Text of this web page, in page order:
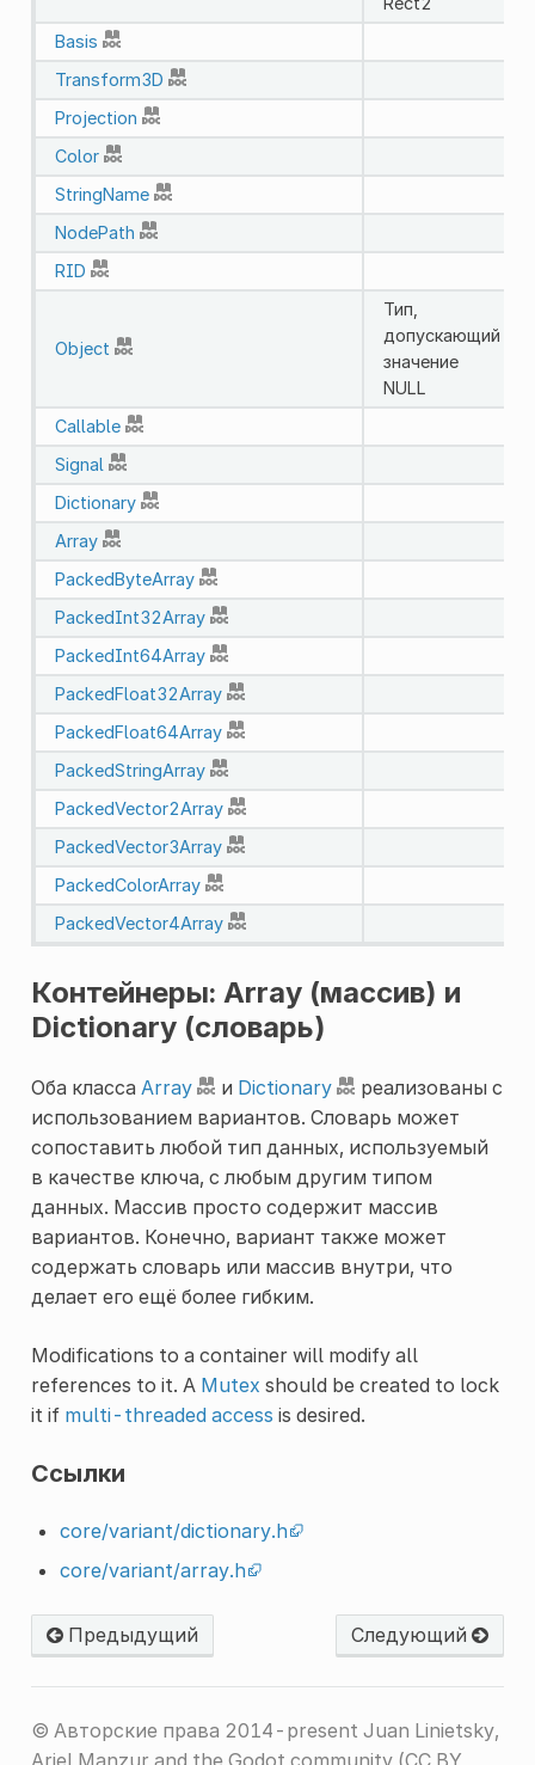
Basis
Transform3D
Projection
Color
StringName
NodePath
RID
Object
Тип,
допускающий
значение
NULL
Callable
Signal
Dictionary
Array
PackedByteArray
PackedInt32Array
PackedInt64Array
PackedFloat32Array
PackedFloat64Array
PackedStringArray
PackedVector2Array
PackedVector3Array
PackedColorArray
PackedVector4Array
Контейнеры: Array (массив) и
Dictionary (словарь)
Оба класса Array и Dictionary
реализованы с
использованием вариантов. Словарь может
сопоставить любой тип данных, используемый
в качестве ключа, с любым другим типом
данных. Массив просто содержит массив
вариантов. Конечно, вариант также может
содержать словарь или массив внутри, что
делает его ещё более гибким.
Modifications to a container will modify all
references to it. A Mutex should be created to lock
it if multi-threaded access is desired.
Ссылки
core/variant/dictionary.h
core/variant/array.h
Предыдущий Следующий
© Авторские права 2014-present Juan Linietsky,
Ariel Manzur and the Godot community (CC BY